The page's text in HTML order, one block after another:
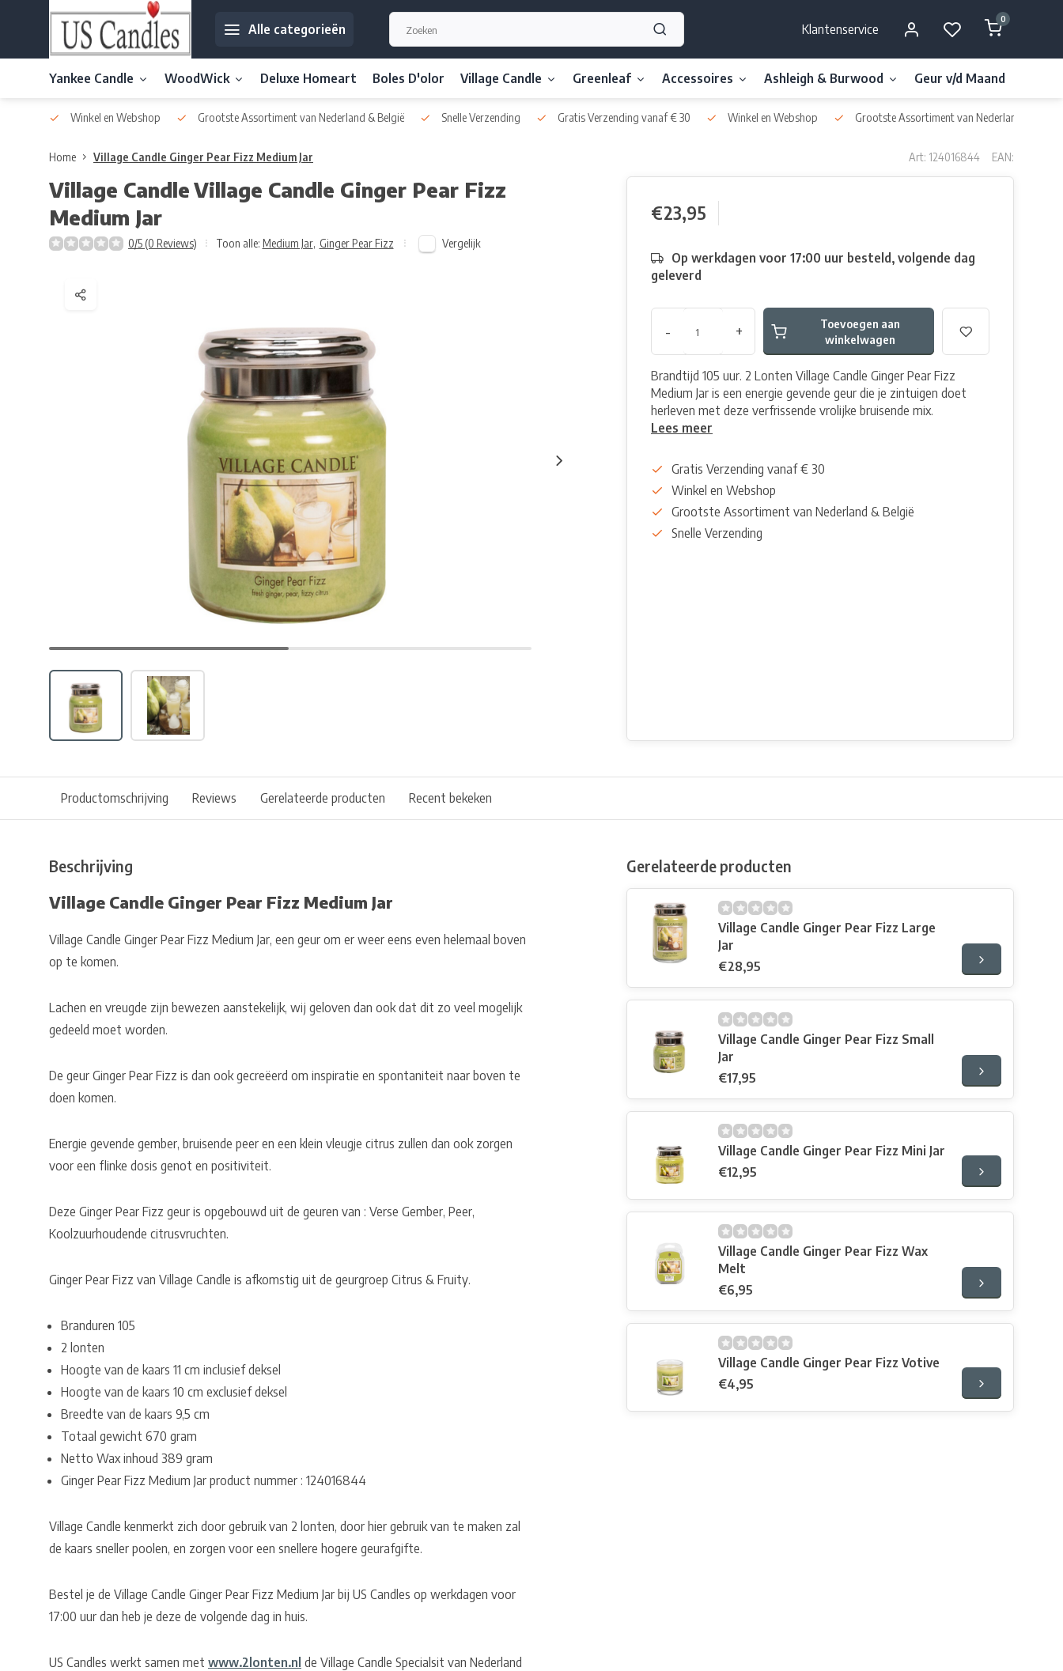
Alle categorieën Klantenservice
0
Yankee Candle WoodWick Deluxe Homeart Boles D'olor Village Candle Greenleaf Accessoires Ashleigh & Burwood Geur v/d Maand
Winkel en Webshop Grootste Assortiment van Nederland & België Snelle Verzending Gratis Verzending vanaf € 30 Winkel en Webshop Grootste Assortiment van Nederland & België
Home Village Candle Ginger Pear Fizz Medium Jar Art: 124016844 EAN:
Village CandleVillage Candle Ginger Pear Fizz
Medium Jar
0/5 (0 Reviews) Toon alle: Medium Jar, Ginger Pear Fizz Vergelijk
€23,95
Op werkdagen voor 17:00 uur besteld, volgende dag
geleverd
- +
Toevoegen aan
winkelwagen
Brandtijd 105 uur. 2 Lonten Village Candle Ginger Pear Fizz
Medium Jar is een energie gevende geur die je zintuigen doet
herleven met deze verfrissende vrolijke bruisende mix.
Lees meer
Gratis Verzending vanaf € 30
Winkel en Webshop
Grootste Assortiment van Nederland & België
Snelle Verzending
Productomschrijving Reviews Gerelateerde producten Recent bekeken
Beschrijving
Village Candle Ginger Pear Fizz Medium Jar
Village Candle Ginger Pear Fizz Medium Jar, een geur om er weer eens even helemaal boven
op te komen.
Lachen en vreugde zijn bewezen aanstekelijk, wij geloven dan ook dat dit zo veel mogelijk
gedeeld moet worden.
De geur Ginger Pear Fizz is dan ook gecreëerd om inspiratie en spontaniteit naar boven te
doen komen.
Energie gevende gember, bruisende peer en een klein vleugje citrus zullen dan ook zorgen
voor een flinke dosis genot en positiviteit.
Deze Ginger Pear Fizz geur is opgebouwd uit de geuren van : Verse Gember, Peer,
Koolzuurhoudende citrusvruchten.
Ginger Pear Fizz van Village Candle is afkomstig uit de geurgroep Citrus & Fruity.
Branduren 105
2 lonten
Hoogte van de kaars 11 cm inclusief deksel
Hoogte van de kaars 10 cm exclusief deksel
Breedte van de kaars 9,5 cm
Totaal gewicht 670 gram
Netto Wax inhoud 389 gram
Ginger Pear Fizz Medium Jar product nummer : 124016844
Village Candle kenmerkt zich door gebruik van 2 lonten, door hier gebruik van te maken zal
de kaars sneller poolen, en zorgen voor een snellere hogere geurafgifte.
Bestel je de Village Candle Ginger Pear Fizz Medium Jar bij US Candles op werkdagen voor
17:00 uur dan heb je deze de volgende dag in huis.
US Candles werkt samen met www.2lonten.nl de Village Candle Specialsit van Nederland
Gerelateerde producten
Village Candle Ginger Pear Fizz Large
Jar
€28,95
Village Candle Ginger Pear Fizz Small
Jar
€17,95
Village Candle Ginger Pear Fizz Mini Jar
€12,95
Village Candle Ginger Pear Fizz Wax
Melt
€6,95
Village Candle Ginger Pear Fizz Votive
€4,95